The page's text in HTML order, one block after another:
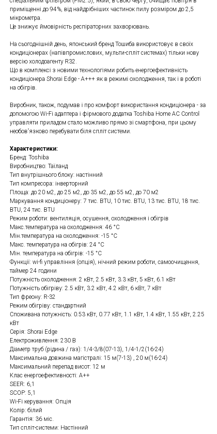
приміщенні до 94%, від найдрібніших частинок пилу розміром до 2,5
мікрометра.
Це знижує ймовірність респіраторних захворювань.
На сьогоднішній день, японський бренд Тошиба використовує в своїх
кондиціонерах (напівпромислових, мульти-спліт системах) тільки нову
версію холодоагенту R32.
Що в комплексі з новими технологіями робить енергоефективність
кондиціонера Shorai Edge - А+++ як в режимі охолодження, так і в роботі
на обігрів.
Виробник, також, подумав і про комфорт використання кондиціонера - за
допомогою Wi-Fi адаптера і фірмового додатка Toshiba Home AC Control
управляти приладом стало можливо прямо зі смартфона, при цьому
необов'язково перебувати біля спліт системи.
Характеристики:
Бренд: Toshiba
Виробництво: Таїланд
Тип внутрішнього блоку: настінний
Тип компресора: інверторний
Площа: до 20 м2, до 25 м2, до 35 м2, до 55 м2, до 70 м2
Маркування кондиціонеру: 7 тис. BTU, 10 тис. BTU, 13 тис. BTU, 18 тис.
BTU, 24 тис. BTU
Режим роботи: вентиляція, осушення, охолодження і обігрів
Макс.температура на охолодження: 46 °C
Мін.температура на охолодження: -15 °C
Макс. температура на обігрів: 24 °C
Мін. температура на обігрів: -15 °C
Функції: wi-fi управління (опція), нічний режим роботи, самоочищення,
таймер 24 години
Потужність охолодження: 2 кВт, 2.5 кВт, 3.3 кВт, 5 кВт, 6.1 кВт
Потужність обігріву: 2.5 кВт, 3.2 кВт, 4.2 кВт, 6 кВт, 7 кВт
Тип фреону: R-32
Режим обігріву: стандартний
Споживана потужність: 0.53 кВт, 0.77 кВт, 1.1 кВт, 1.4 кВт, 1.55 кВт, 2.25
кВт
Серія: Shorai Edge
Електроживлення: 230 В
Діаметр труб (рідина / газ): 1/4-3/8(07-13), 1/4-1/2(16-24)
Максимальна довжина магістралі: 15 м(7-13) , 20 м(16-24)
Максимальний перепад висот: 12 м
Клас енергоефективності: A++
SEER: 6,1
SCOP: 5,1
Wi-Fi керування: Опція
Колір: білий
Гарантія: 36 міс.
Тип спліт-системи: Настінний